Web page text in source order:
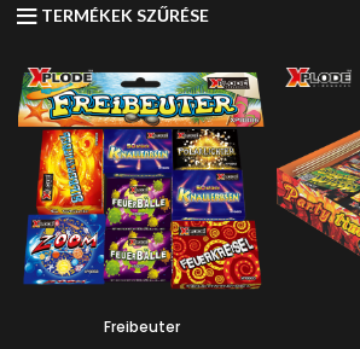
TERMÉKEK SZŰRÉSE
Freibeuter